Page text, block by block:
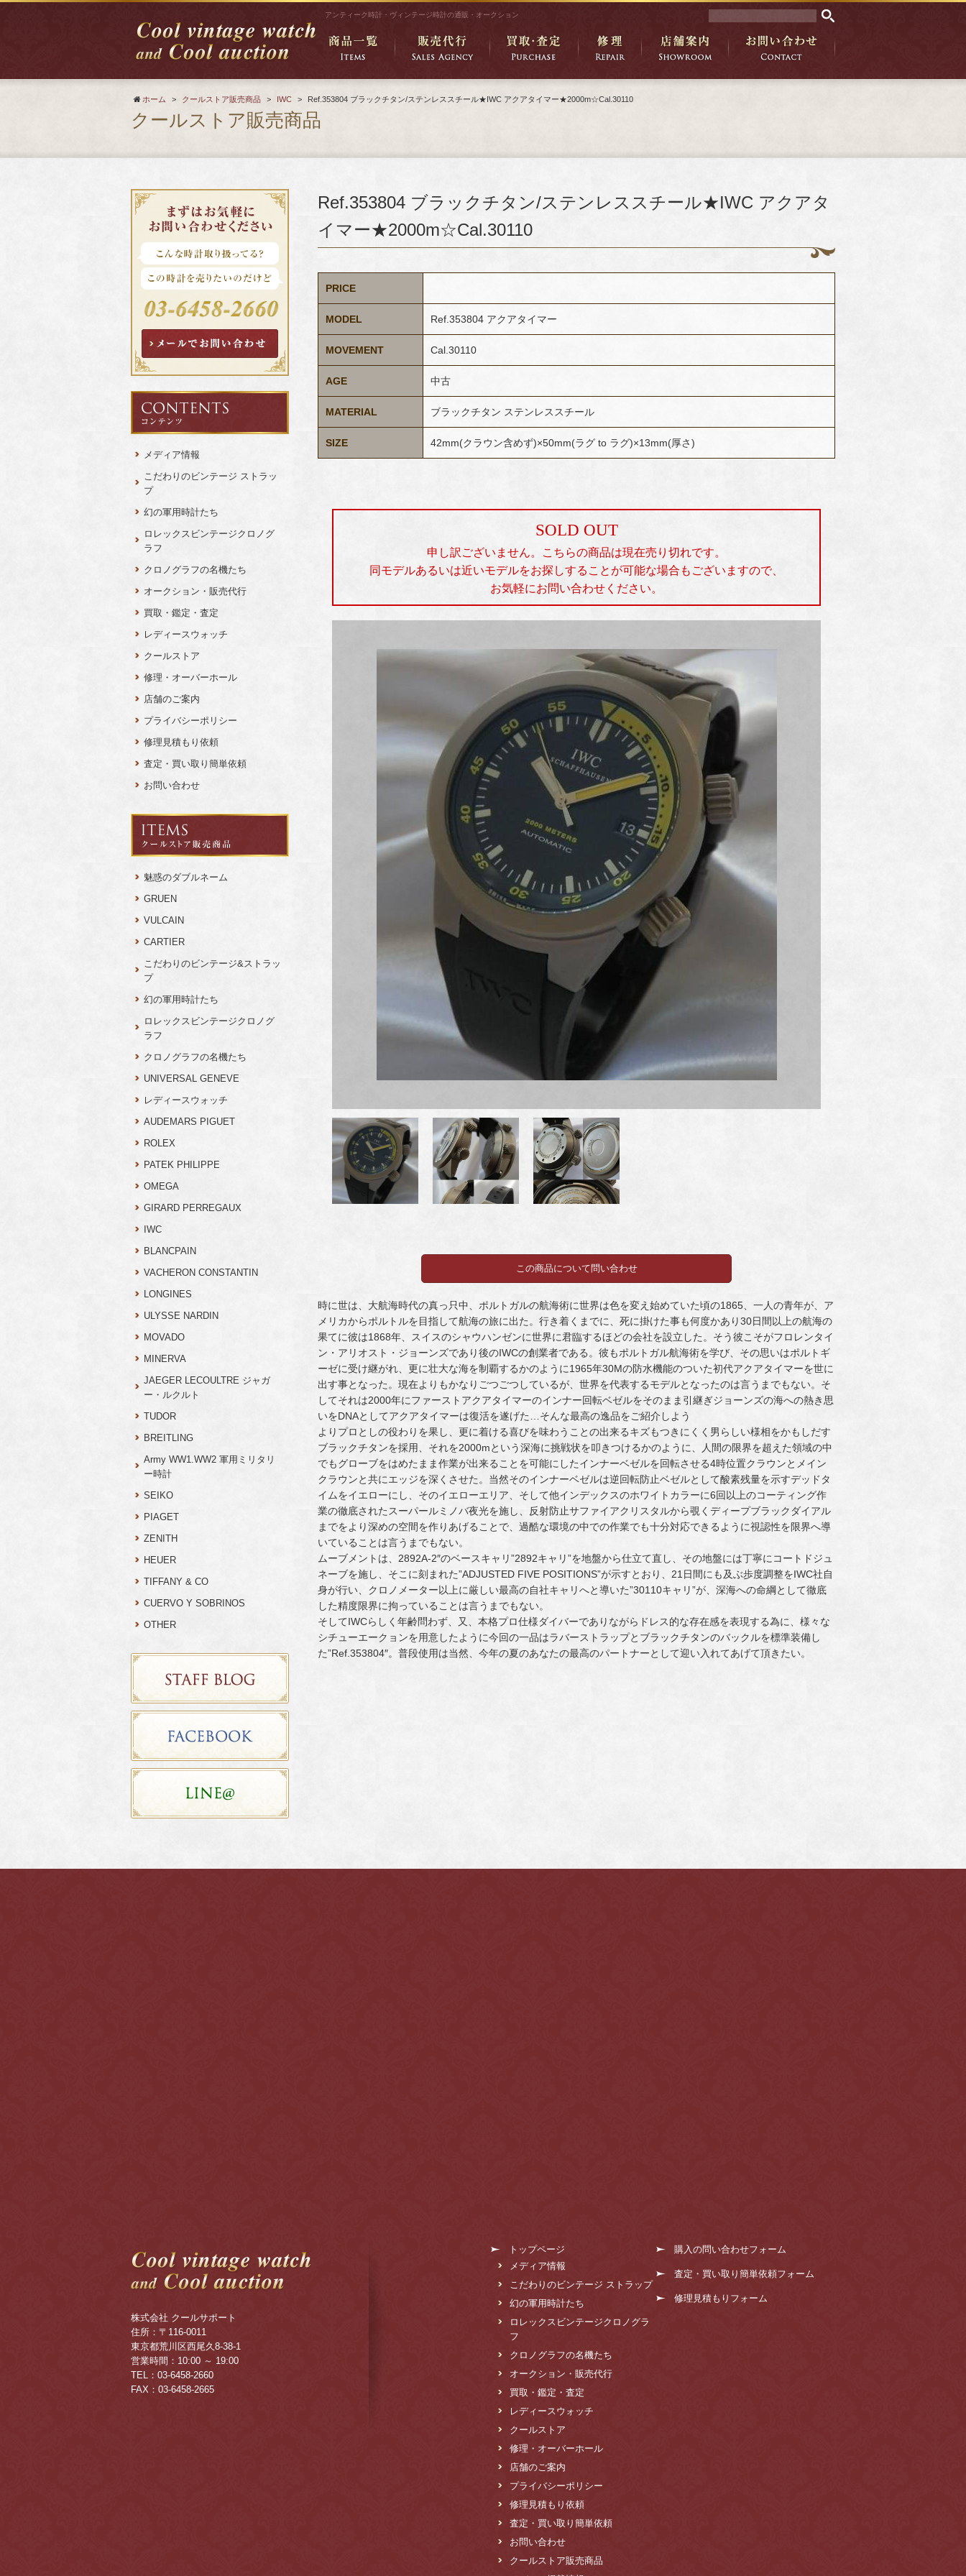
アンティーク時計・ヴィンテージ時計の通販・オークション
ホーム > クールストア販売商品 > IWC > Ref.353804 ブラックチタン/ステンレススチール★IWC アクアタイマー★2000m☆Cal.30110
クールストア販売商品
Ref.353804 ブラックチタン/ステンレススチール★IWC アクアタ
イマー★2000m☆Cal.30110
PRICE
MODEL Ref.353804 アクアタイマー
MOVEMENT Cal.30110
AGE 中古
MATERIAL ブラックチタン ステンレススチール
SIZE 42mm(クラウン含めず)×50mm(ラグ to ラグ)×13mm(厚さ)
SOLD OUT
申し訳ございません。こちらの商品は現在売り切れです。
同モデルあるいは近いモデルをお探しすることが可能な場合もございますので、
お気軽にお問い合わせください。
時に世は、大航海時代の真っ只中、ポルトガルの航海術に世界は色を変え始めていた頃の1865、一人の青年が、ア
メリカからポルトルを目指して航海の旅に出た。行き着くまでに、死に掛けた事も何度かあり30日間以上の航海の
果てに彼は1868年、スイスのシャウハンゼンに世界に君臨するほどの会社を設立した。そう彼こそがフロレンタイ
ン・アリオスト・ジョーンズであり後のIWCの創業者である。彼もポルトガル航海術を学び、その思いはポルトギ
ーゼに受け継がれ、更に壮大な海を制覇するかのように1965年30Mの防水機能のついた初代アクアタイマーを世に
出す事となった。現在よりもかなりごつごつしているが、世界を代表するモデルとなったのは言うまでもない。そ
してそれは2000年にファーストアクアタイマーのインナー回転ベゼルをそのまま引継ぎジョーンズの海への熱き思
いをDNAとしてアクアタイマーは復活を遂げた…そんな最高の逸品をご紹介しよう
よりプロとしの役わりを果し、更に着ける喜びを味わうことの出来るキズもつきにくく男らしい様相をかもしだす
ブラックチタンを採用、それを2000mという深海に挑戦状を叩きつけるかのように、人間の限界を超えた領域の中
でもグローブをはめたまま作業が出来ることを可能にしたインナーベゼルを回転させる4時位置クラウンとメイン
クラウンと共にエッジを深くさせた。当然そのインナーベゼルは逆回転防止ベゼルとして酸素残量を示すデッドタ
イムをイエローにし、そのイエローエリア、そして他インデックスのホワイトカラーに6回以上のコーティング作
業の徹底されたスーパールミノバ夜光を施し、反射防止サファイアクリスタルから覗くディープブラックダイアル
までをより深めの空間を作りあげることで、過酷な環境の中での作業でも十分対応できるように視認性を限界へ導
いていることは言うまでもない。
ムーブメントは、2892A-2″のベースキャリ”2892キャリ”を地盤から仕立て直し、その地盤には丁寧にコートドジュ
ネーブを施し、そこに刻まれた”ADJUSTED FIVE POSITIONS”が示すとおり、21日間にも及ぶ歩度調整をIWC社自
身が行い、クロノメーター以上に厳しい最高の自社キャリへと導いた”30110キャリ”が、深海への命綱として徹底
した精度限界に拘っていることは言うまでもない。
そしてIWCらしく年齢問わず、又、本格プロ仕様ダイバーでありながらドレス的な存在感を表現する為に、様々な
シチューエークョンを用意したように今回の一品はラバーストラップとブラックチタンのバックルを標準装備し
た”Ref.353804″。普段使用は当然、今年の夏のあなたの最高のパートナーとして迎い入れてあげて頂きたい。
メディア情報
こだわりのビンテージ ストラッ
プ
幻の軍用時計たち
ロレックスビンテージクロノグ
ラフ
クロノグラフの名機たち
オークション・販売代行
買取・鑑定・査定
レディースウォッチ
クールストア
修理・オーバーホール
店舗のご案内
プライバシーポリシー
修理見積もり依頼
査定・買い取り簡単依頼
お問い合わせ
魅惑のダブルネーム
GRUEN
VULCAIN
CARTIER
こだわりのビンテージ&ストラッ
プ
幻の軍用時計たち
ロレックスビンテージクロノグ
ラフ
クロノグラフの名機たち
UNIVERSAL GENEVE
レディースウォッチ
AUDEMARS PIGUET
ROLEX
PATEK PHILIPPE
OMEGA
GIRARD PERREGAUX
IWC
BLANCPAIN
VACHERON CONSTANTIN
LONGINES
ULYSSE NARDIN
MOVADO
MINERVA
JAEGER LECOULTRE ジャガ
ー・ルクルト
TUDOR
BREITLING
Army WW1.WW2 軍用ミリタリ
ー時計
SEIKO
PIAGET
ZENITH
HEUER
TIFFANY & CO
CUERVO Y SOBRINOS
OTHER
株式会社 クールサポート
住所：〒116-0011
東京都荒川区西尾久8-38-1
営業時間：10:00 ～ 19:00
TEL：03-6458-2660
FAX：03-6458-2665
トップページ
メディア情報
こだわりのビンテージ ストラップ
幻の軍用時計たち
ロレックスビンテージクロノグラ
フ
クロノグラフの名機たち
オークション・販売代行
買取・鑑定・査定
レディースウォッチ
クールストア
修理・オーバーホール
店舗のご案内
プライバシーポリシー
修理見積もり依頼
査定・買い取り簡単依頼
お問い合わせ
クールストア販売商品
購入の問い合わせフォーム
査定・買い取り簡単依頼フォーム
修理見積もりフォーム